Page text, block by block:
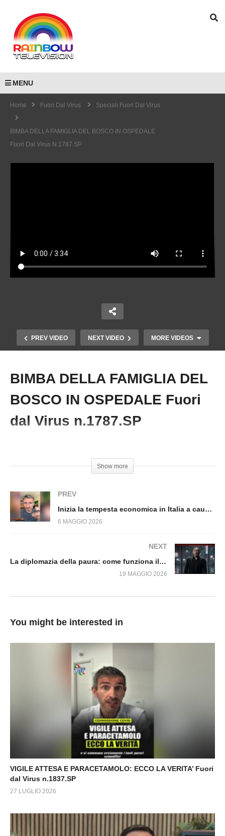
MENU
Home Fuori Dal Virus Speciali Fuori Dal Virus
BIMBA DELLA FAMIGLIA DEL BOSCO IN OSPEDALE
Fuori Dal Virus N.1787.SP
PREV VIDEO NEXT VIDEO MORE VIDEOS
Copy Embed Code
politica ed economia in Italia. Fuori dal Virus
n.1782.Sp
BIMBA DELLA FAMIGLIA DEL
BOSCO IN OSPEDALE Fuori
dal Virus n.1787.SP
Show more
PREV
Inizia la tempesta economica in Italia a causa della guerra in Iran. Fuori dal Virus n.1784.SP
6 MAGGIO 2026
NEXT
La diplomazia della paura: come funziona il sistema Trump. Fuori dal Virus n.1793.SP
19 MAGGIO 2026
You might be interested in
VIGILE ATTESA E PARACETAMOLO: ECCO LA VERITA’ Fuori
dal Virus n.1837.SP
27 LUGLIO 2026